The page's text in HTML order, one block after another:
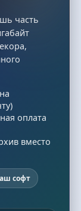
часть
оплата
вместо
софт